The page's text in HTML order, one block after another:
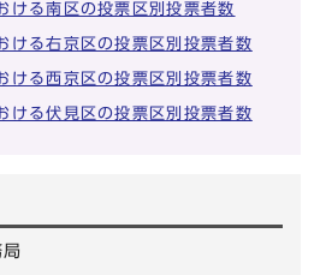
ける南区の投票区別投票者数
ける右京区の投票区別投票者数
ける西京区の投票区別投票者数
ける伏見区の投票区別投票者数